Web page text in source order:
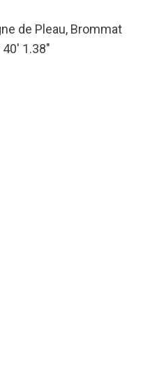
de Pleau, Brommat
1.38″